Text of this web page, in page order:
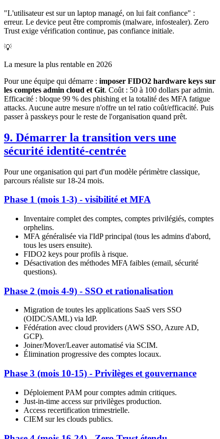
"L'utilisateur est sur un laptop managé, on lui fait confiance" :
erreur. Le device peut être compromis (malware, infostealer). Zero
Trust exige vérification continue, pas confiance initiale.
💡
La mesure la plus rentable en 2026
Pour une équipe qui démarre : imposer FIDO2 hardware keys sur
les comptes admin cloud et Git. Coût : 50 à 100 dollars par admin.
Efficacité : bloque 99 % des phishing et la totalité des MFA fatigue
attacks. Aucune autre mesure n'offre un tel ratio coût/efficacité. Puis
passer à passkeys pour le reste de l'organisation quand prêt.
9. Démarrer la transition vers une
sécurité identité-centrée
Pour une organisation qui part d'un modèle périmètre classique,
parcours réaliste sur 18-24 mois.
Phase 1 (mois 1-3) - visibilité et MFA
Inventaire complet des comptes, comptes privilégiés, comptes
orphelins.
MFA généralisée via l'IdP principal (tous les admins d'abord,
tous les users ensuite).
FIDO2 keys pour profils à risque.
Désactivation des méthodes MFA faibles (email, sécurité
questions).
Phase 2 (mois 4-9) - SSO et rationalisation
Migration de toutes les applications SaaS vers SSO
(OIDC/SAML) via IdP.
Fédération avec cloud providers (AWS SSO, Azure AD,
GCP).
Joiner/Mover/Leaver automatisé via SCIM.
Élimination progressive des comptes locaux.
Phase 3 (mois 10-15) - Privilèges et gouvernance
Déploiement PAM pour comptes admin critiques.
Just-in-time access sur privilèges production.
Access recertification trimestrielle.
CIEM sur les clouds publics.